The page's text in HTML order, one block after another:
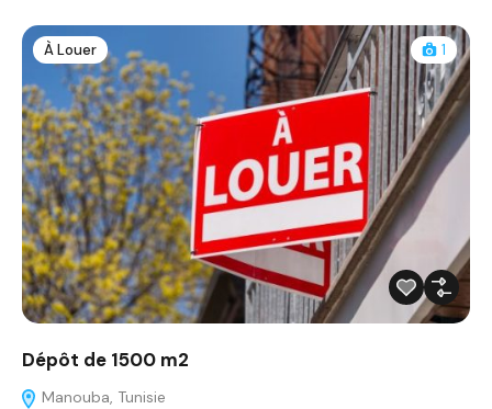
À Louer 1
Dépôt de 1500 m2
Manouba, Tunisie